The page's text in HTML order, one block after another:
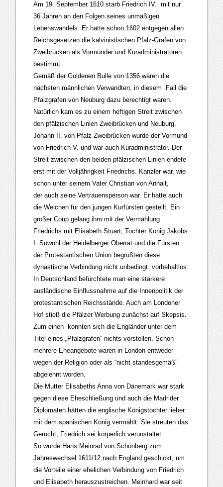
Am 19. September 1610 starb Friedrich IV. mit nur
36 Jahren an den Folgen seines unmäßigen
Lebenswandels. Er hatte schon 1602 entgegen allen
Reichsgesetzen die kalvinistischen Pfalz-Grafen von
Zweibrücken als Vormünder und Kuradministratoren
bestimmt.
Gemäß der Goldenen Bulle von 1356 wären die
nächsten männlichen Verwandten, in diesem Fall die
Pfalzgrafen von Neuburg dazu berechtigt waren.
Natürlich kam es zu einem heftigen Streit zwischen
den pfälzischen Linien Zweibrücken und Neuburg.
Johann II. von Pfalz-Zweibrücken wurde der Vormund
von Friedrich V. und war auch Kuradministrator. Der
Streit zwischen den beiden pfälzischen Linien endete
erst mit der Volljährigkeit Friedrichs. Kanzler war, wie
schon unter seinem Vater Christian von Anhalt,
der auch seine Vertrauensperson war. Er hatte auch
die Weichen für den jungen Kurfürsten gestellt. Ein
großer Coup gelang ihm mit der Vermählung
Friedrichs mit Elisabeth Stuart, Tochter König Jakobs
I. Sowohl der Heidelberger Oberrat und die Fürsten
der Protestantischen Union begrüßten diese
dynastische Verbindung nicht unbedingt vorbehaltlos.
In Deutschland befürchtete man eine stärkere
ausländische Einflussnahme auf die Innenpolitik der
protestantischen Reichsstände. Auch am Londoner
Hof stieß die Pfälzer Werbung zunächst auf Skepsis.
Zum einen konnten sich die Engländer unter dem
Titel eines „Pfalzgrafen“ nichts vorstellen. Schon
mehrere Eheangebote waren in London entweder
wegen der Religion oder als “nicht standesgemäß”
abgelehnt worden.
Die Mutter Elisabeths Anna von Dänemark war stark
gegen diese Eheschließung und auch die Madrider
Diplomaten hätten die englische Königstochter lieber
mit dem spanischen König vermählt. Sie streuten das
Gerücht, Friedrich sei körperlich verunstaltet.
So wurde Hans Meinrad von Schönberg zum
Jahreswechsel 1611/12 nach England geschickt, um
die Vorteile einer ehelichen Verbindung von Friedrich
und Elisabeth herauszustreichen. Meinhard war seit